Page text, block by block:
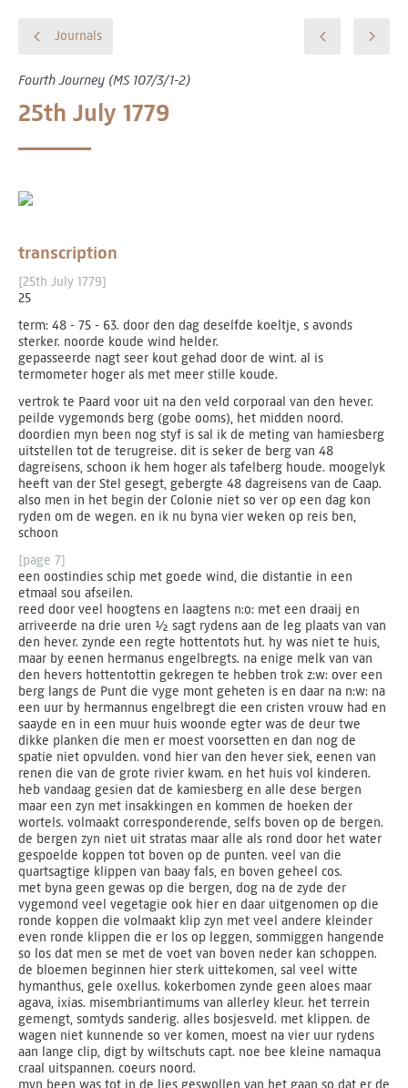
Journals
Fourth Journey (MS 107/3/1-2)
25th July 1779
transcription
[25th July 1779]
25
term: 48 - 75 - 63. door den dag deselfde koeltje, s avonds
sterker. noorde koude wind helder.
gepasseerde nagt seer kout gehad door de wint. al is
termometer hoger als met meer stille koude.
vertrok te Paard voor uit na den veld corporaal van den hever.
peilde vygemonds berg (gobe ooms), het midden noord.
doordien myn been nog styf is sal ik de meting van hamiesberg
uitstellen tot de terugreise. dit is seker de berg van 48
dagreisens, schoon ik hem hoger als tafelberg houde. moogelyk
heeft van der Stel gesegt, gebergte 48 dagreisens van de Caap.
also men in het begin der Colonie niet so ver op een dag kon
ryden om de wegen. en ik nu byna vier weken op reis ben,
schoon
[page 7]
een oostindies schip met goede wind, die distantie in een
etmaal sou afseilen.
reed door veel hoogtens en laagtens n:o: met een draaij en
arriveerde na drie uren ½ sagt rydens aan de leg plaats van van
den hever. zynde een regte hottentots hut. hy was niet te huis,
maar by eenen hermanus engelbregts. na enige melk van van
den hevers hottentottin gekregen te hebben trok z:w: over een
berg langs de Punt die vyge mont geheten is en daar na n:w: na
een uur by hermannus engelbregt die een cristen vrouw had en
saayde en in een muur huis woonde egter was de deur twe
dikke planken die men er moest voorsetten en dan nog de
spatie niet opvulden. vond hier van den hever siek, eenen van
renen die van de grote rivier kwam. en het huis vol kinderen.
heb vandaag gesien dat de kamiesberg en alle dese bergen
maar een zyn met insakkingen en kommen de hoeken der
wortels. volmaakt corresponderende, selfs boven op de bergen.
de bergen zyn niet uit stratas maar alle als rond door het water
gespoelde koppen tot boven op de punten. veel van die
quartsagtige klippen van baay fals, en boven geheel cos.
met byna geen gewas op die bergen, dog na de zyde der
vygemond veel vegetagie ook hier en daar uitgenomen op die
ronde koppen die volmaakt klip zyn met veel andere kleinder
even ronde klippen die er los op leggen, sommiggen hangende
so los dat men se met de voet van boven neder kan schoppen.
de bloemen beginnen hier sterk uittekomen, sal veel witte
hymanthus, gele oxellus. kokerbomen zynde geen aloes maar
agava, ixias. misembriantimums van allerley kleur. het terrein
gemengt, somtyds sanderig. alles bosjesveld. met klippen. de
wagen niet kunnende so ver komen, moest na vier uur rydens
aan lange clip, digt by wiltschuts capt. noe bee kleine namaqua
craal uitspannen. coeurs noord.
myn been was tot in de lies geswollen van het gaan so dat er de